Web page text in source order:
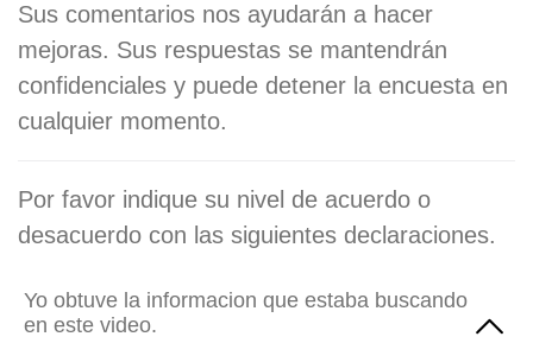
Sus comentarios nos ayudarán a hacer
mejoras. Sus respuestas se mantendrán
confidenciales y puede detener la encuesta en
cualquier momento.
Por favor indique su nivel de acuerdo o
desacuerdo con las siguientes declaraciones.
Yo obtuve la informacion que estaba buscando
en este video.